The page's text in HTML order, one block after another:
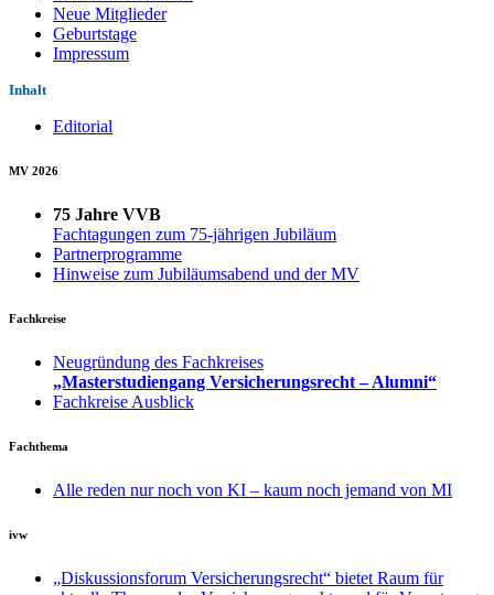
Neue Mitglieder
Geburtstage
Impressum
Inhalt
Editorial
MV 2026
75 Jahre VVB
Fachtagungen zum 75-jährigen Jubiläum
Partnerprogramme
Hinweise zum Jubiläumsabend und der MV
Fachkreise
Neugründung des Fachkreises
„Masterstudiengang Versicherungsrecht – Alumni“
Fachkreise Ausblick
Fachthema
Alle reden nur noch von KI – kaum noch jemand von MI
ivw
„Diskussionsforum Versicherungsrecht“ bietet Raum für